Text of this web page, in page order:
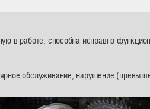
в работе, способна исправно
обслуживание, нарушение